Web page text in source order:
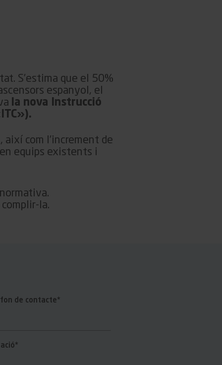
S’estima que el 50%
espanyol, el
la nova Instrucció
com l’increment de
equips existents i
la.
de contacte*